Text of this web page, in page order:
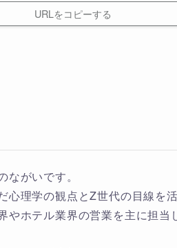
URLをコピーする
ながいです。
心理学の観点とZ世代の目線を
やホテル業界の営業を主に担当